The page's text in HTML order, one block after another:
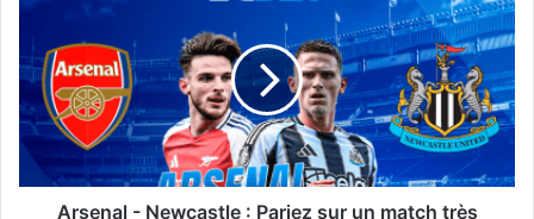
émotionnel
-
:
Pariez
sur
un
match
très
disputéArsenal - Newcastle : Pariez sur un match très